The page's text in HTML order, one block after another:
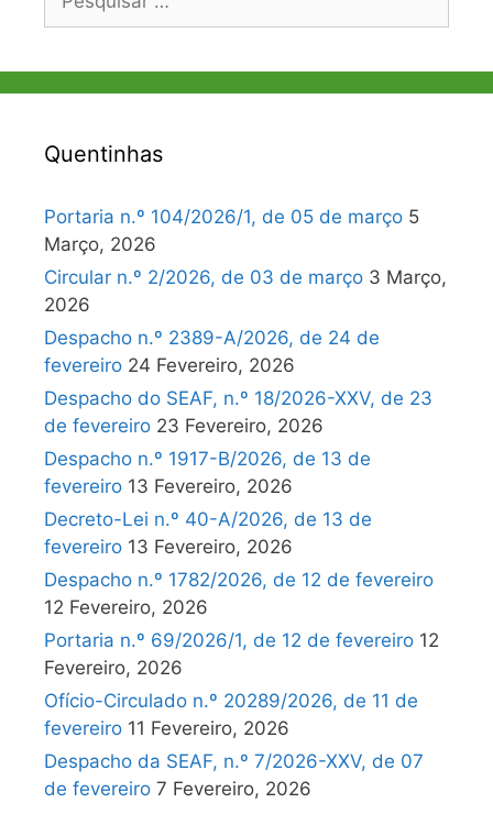
Quentinhas
Portaria n.º 104/2026/1, de 05 de março 5
Março, 2026
Circular n.º 2/2026, de 03 de março 3 Março,
2026
Despacho n.º 2389-A/2026, de 24 de
fevereiro 24 Fevereiro, 2026
Despacho do SEAF, n.º 18/2026-XXV, de 23
de fevereiro 23 Fevereiro, 2026
Despacho n.º 1917-B/2026, de 13 de
fevereiro 13 Fevereiro, 2026
Decreto-Lei n.º 40-A/2026, de 13 de
fevereiro 13 Fevereiro, 2026
Despacho n.º 1782/2026, de 12 de fevereiro
12 Fevereiro, 2026
Portaria n.º 69/2026/1, de 12 de fevereiro 12
Fevereiro, 2026
Ofício-Circulado n.º 20289/2026, de 11 de
fevereiro 11 Fevereiro, 2026
Despacho da SEAF, n.º 7/2026-XXV, de 07
de fevereiro 7 Fevereiro, 2026